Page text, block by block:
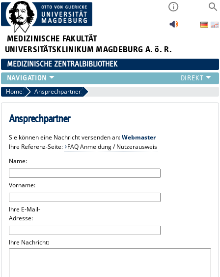
MEDIZINISCHE FAKULTÄT
UNIVERSITÄTSKLINIKUM MAGDEBURG A. ö. R.
MEDIZINISCHE ZENTRALBIBLIOTHEK
LITERATURSUCHE
SERVICE
INFORMATIONSKOMPETENZ
PUBLIZIEREN
SUCHE A-Z
Home Ansprechpartner
Ansprechpartner
Sie können eine Nachricht versenden an:Webmaster
Ihre Referenz-Seite: FAQ Anmeldung / Nutzerausweis
Name:
Vorname:
Ihre E-Mail-
Adresse:
Ihre Nachricht: